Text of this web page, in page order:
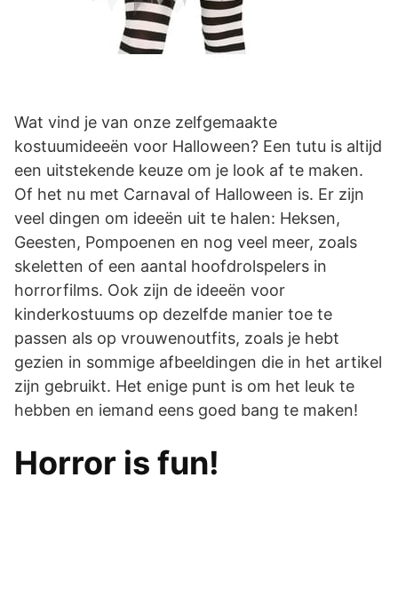
Wat vind je van onze zelfgemaakte
kostuumideeën voor Halloween? Een tutu is altijd
een uitstekende keuze om je look af te maken.
Of het nu met Carnaval of Halloween is. Er zijn
veel dingen om ideeën uit te halen: Heksen,
Geesten, Pompoenen en nog veel meer, zoals
skeletten of een aantal hoofdrolspelers in
horrorfilms. Ook zijn de ideeën voor
kinderkostuums op dezelfde manier toe te
passen als op vrouwenoutfits, zoals je hebt
gezien in sommige afbeeldingen die in het artikel
zijn gebruikt. Het enige punt is om het leuk te
hebben en iemand eens goed bang te maken!
Horror is fun!